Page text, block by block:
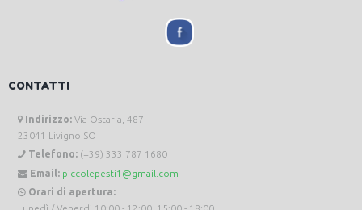
CONTATTI
Indirizzo: Via Ostaria, 487
23041 Livigno SO
Telefono: (+39) 333 787 1680
Email: piccolepesti1@gmail.com
Orari di apertura: